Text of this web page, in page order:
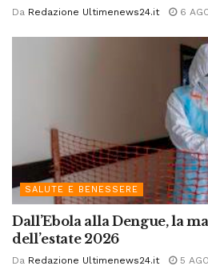
Da Redazione Ultimenews24.it 6
SALUTE E BENESSERE
Dall’Ebola alla Dengue, la
dell’estate 2026
Da Redazione Ultimenews24.it 5